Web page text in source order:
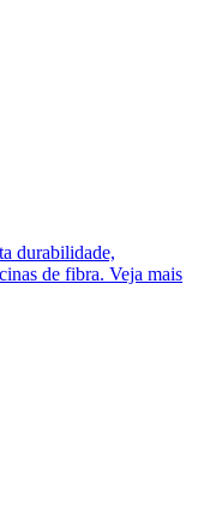
durabilidade,
de fibra. Veja mais